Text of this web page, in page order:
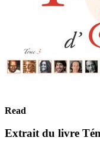
Read
Extrait du livre